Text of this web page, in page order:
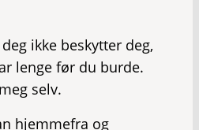
ikke beskytter deg,
lenge før du burde.
selv.
hjemmefra og